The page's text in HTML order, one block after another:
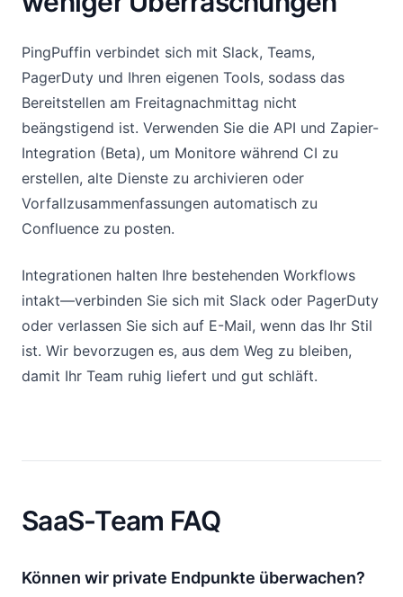
PingPuffin verbindet sich mit Slack, Teams,
PagerDuty und Ihren eigenen Tools, sodass das
Bereitstellen am Freitagnachmittag nicht
beängstigend ist. Verwenden Sie die API und Zapier-
Integration (Beta), um Monitore während CI zu
erstellen, alte Dienste zu archivieren oder
Vorfallzusammenfassungen automatisch zu
Confluence zu posten.
Integrationen halten Ihre bestehenden Workflows
intakt—verbinden Sie sich mit Slack oder PagerDuty
oder verlassen Sie sich auf E-Mail, wenn das Ihr Stil
ist. Wir bevorzugen es, aus dem Weg zu bleiben,
damit Ihr Team ruhig liefert und gut schläft.
SaaS-Team FAQ
Können wir private Endpunkte überwachen?